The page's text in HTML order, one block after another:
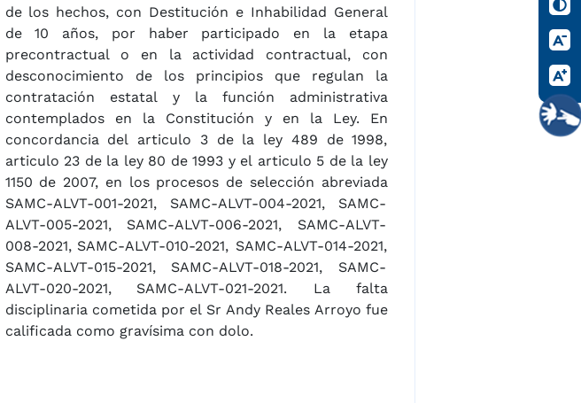
de los hechos, con Destitución e Inhabilidad General
de 10 años, por haber participado en la etapa
precontractual o en la actividad contractual, con
desconocimiento de los principios que regulan la
contratación estatal y la función administrativa
contemplados en la Constitución y en la Ley. En
concordancia del articulo 3 de la ley 489 de 1998,
articulo 23 de la ley 80 de 1993 y el articulo 5 de la ley
1150 de 2007, en los procesos de selección abreviada
SAMC-ALVT-001-2021, SAMC-ALVT-004-2021, SAMC-
ALVT-005-2021, SAMC-ALVT-006-2021, SAMC-ALVT-
008-2021, SAMC-ALVT-010-2021, SAMC-ALVT-014-2021,
SAMC-ALVT-015-2021, SAMC-ALVT-018-2021, SAMC-
ALVT-020-2021, SAMC-ALVT-021-2021. La falta
disciplinaria cometida por el Sr Andy Reales Arroyo fue
calificada como gravísima con dolo.